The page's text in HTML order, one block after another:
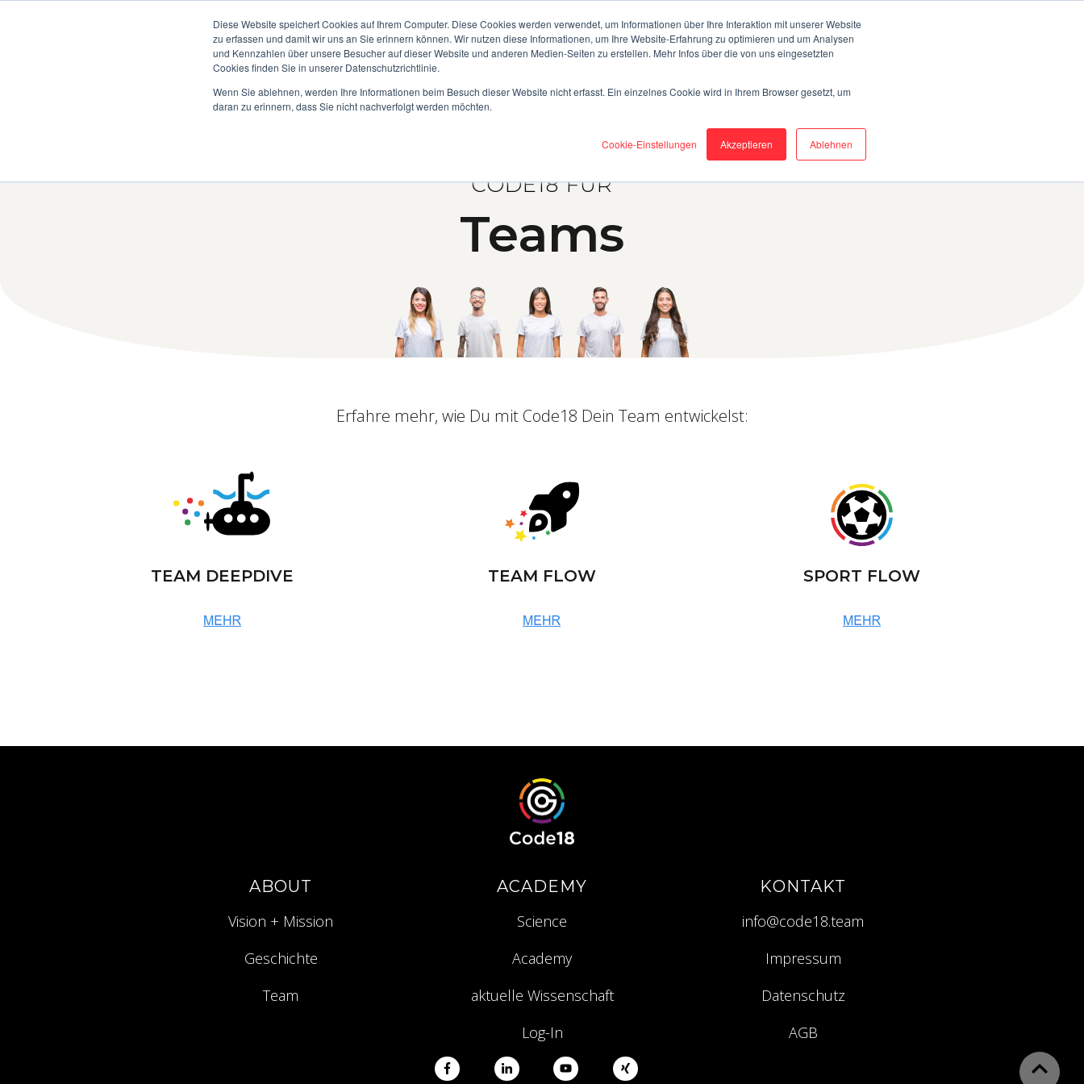
Diese Website speichert Cookies auf Ihrem Computer. Diese Cookies werden verwendet, um Informationen über Ihre Interaktion mit unserer Website
zu erfassen und damit wir uns an Sie erinnern können. Wir nutzen diese Informationen, um Ihre Website-Erfahrung zu optimieren und um Analysen
und Kennzahlen über unsere Besucher auf dieser Website und anderen Medien-Seiten zu erstellen. Mehr Infos über die von uns eingesetzten
Cookies finden Sie in unserer Datenschutzrichtlinie.
Wenn Sie ablehnen, werden Ihre Informationen beim Besuch dieser Website nicht erfasst. Ein einzelnes Cookie wird in Ihrem Browser gesetzt, um
daran zu erinnern, dass Sie nicht nachverfolgt werden möchten.
Cookie-Einstellungen Akzeptieren Ablehnen
FÜR TEAMS
CODE18 FÜR
Teams
Erfahre mehr, wie Du mit Code18 Dein Team entwickelst:
TEAM DEEPDIVE TEAM FLOW SPORT FLOW
ABOUT
Vision + Mission
Geschichte
Team
ACADEMY
Science
Academy
aktuelle Wissenschaft
Log-In
KONTAKT
info@code18.team
Impressum
Datenschutz
AGB